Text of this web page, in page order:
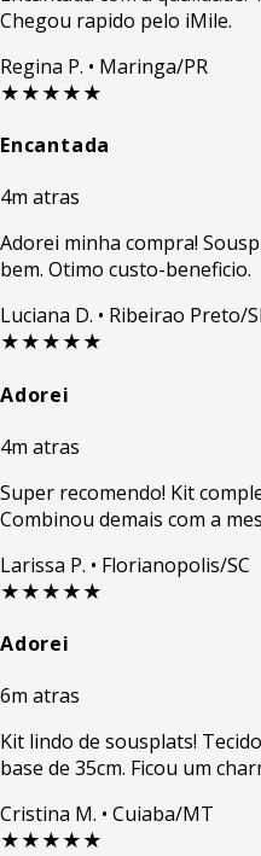
Chegou rapido pelo iMile.
Regina P. • Maringa/PR
★★★★★
Encantada
4m atras
Adorei minha compra!
bem. Otimo custo-beneficio.
Luciana D. • Ribeirao Preto/
★★★★★
Adorei
4m atras
Super recomendo! Kit
Combinou demais com a
Larissa P. • Florianopolis/SC
★★★★★
Adorei
6m atras
Kit lindo de sousplats!
base de 35cm. Ficou um
Cristina M. • Cuiaba/MT
★★★★★